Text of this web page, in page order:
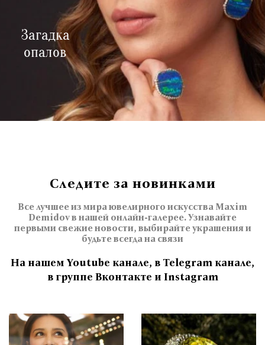
Загадка
опалов
Следите за новинками
Все лучшее из мира ювелирного искусства Maxim
Demidov в нашей онлайн-галерее. Узнавайте
первыми свежие новости, выбирайте украшения и
будьте всегда на связи
На нашем Youtube канале, в Telegram канале,
в группе Вконтакте и Instagram